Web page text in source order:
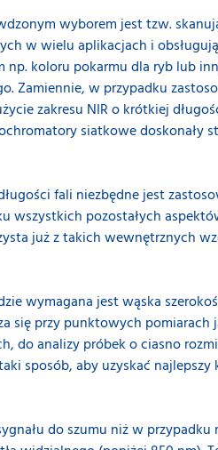
wyborem jest tzw.
w wielu aplikacjach i
koloru pokarmu dla ryb lub
Zamiennie, w przypadku
zakresu NIR o krótkiej
siatkowe doskonały
fali niezbędne jest
wszystkich pozostałych
już z takich wewnętrznych
wymagana jest wąska
się przy punktowych
analizy próbek o ciasno
sposób, aby uzyskać
do szumu niż w